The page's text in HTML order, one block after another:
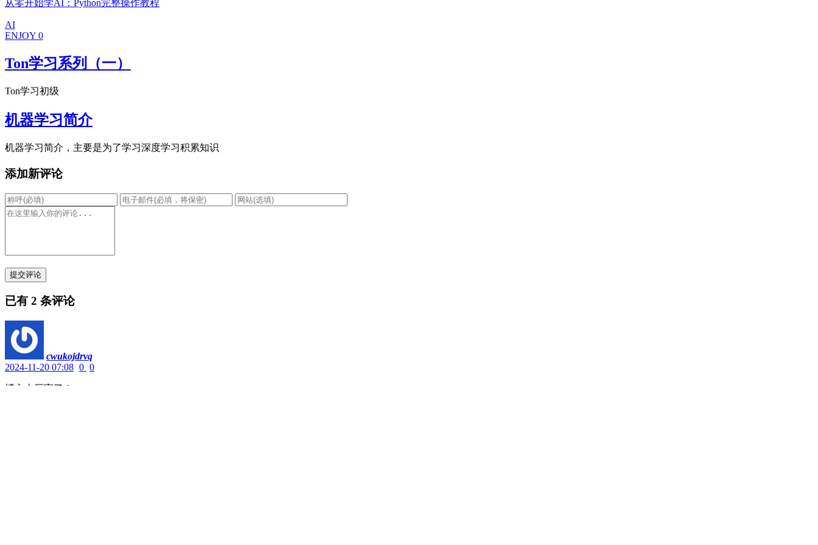
从零开始学AI：Python完整操作教程
AI
ENJOY 0
Ton学习系列（一）
Ton学习初级
机器学习简介
机器学习简介，主要是为了学习深度学习积累知识
添加新评论
提交评论
已有 2 条评论
cwukojdrvq
2024-11-20 07:08 0 0
博主太厉害了！